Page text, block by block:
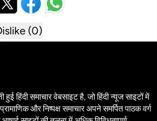
(0)
हिंदी समाचार वेबसाइट है, जो हिंदी न्यूज साइटों में
और निष्पक्ष समाचार अपने समर्पित पाठक वर्ग